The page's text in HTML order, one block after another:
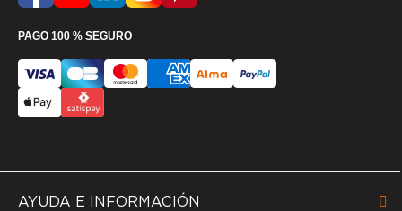
AYUDA E INFORMACIÓN
PAGO 100 % SEGURO